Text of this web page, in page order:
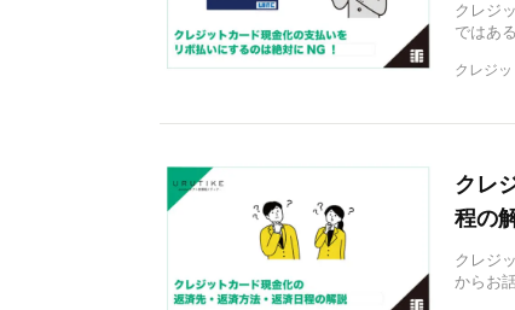
クレジ
ではあ
クレジ
クレ
程の
クレジ
からお